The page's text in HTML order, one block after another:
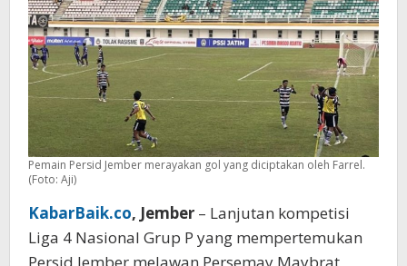
Pemain Persid Jember merayakan gol yang diciptakan oleh Farrel.
(Foto: Aji)
KabarBaik.co, Jember – Lanjutan kompetisi
Liga 4 Nasional Grup P yang mempertemukan